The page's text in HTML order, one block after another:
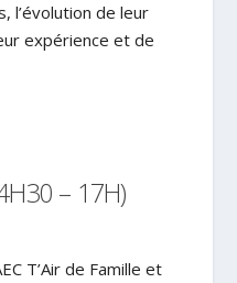
l’évolution de leur
expérience et de
– 17H)
T’Air de Famille et